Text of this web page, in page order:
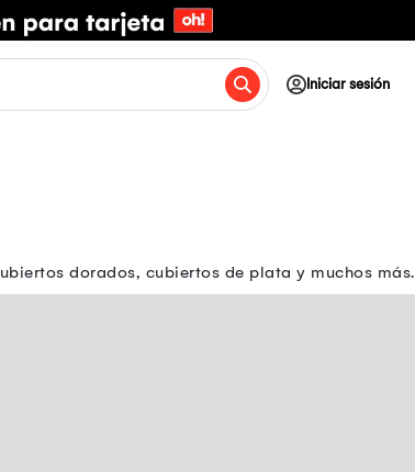
Iniciar sesión
dorados, cubiertos de plata y muchos más.